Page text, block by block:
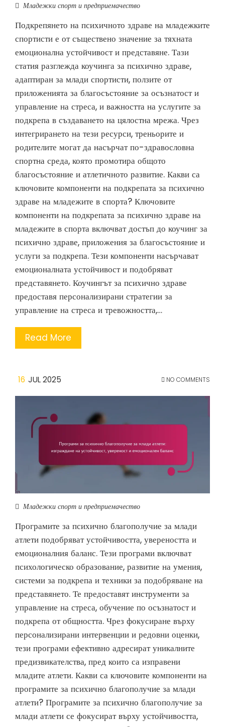
Младежки спорт и предприемачество
Подкрепянето на психичното здраве на младежките
спортисти е от съществено значение за тяхната
емоционална устойчивост и представяне. Тази
статия разглежда коучинга за психично здраве,
адаптиран за млади спортисти, ползите от
приложенията за благосъстояние за осъзнатост и
управление на стреса, и важността на услугите за
подкрепа в създаването на цялостна мрежа. Чрез
интегрирането на тези ресурси, треньорите и
родителите могат да насърчат по-здравословна
спортна среда, която промотира общото
благосъстояние и атлетичното развитие. Какви са
ключовите компоненти на подкрепата за психично
здраве на младежите в спорта? Ключовите
компоненти на подкрепата за психично здраве на
младежите в спорта включват достъп до коучинг за
психично здраве, приложения за благосъстояние и
услуги за подкрепа. Тези компоненти насърчават
емоционалната устойчивост и подобряват
представянето. Коучингът за психично здраве
предоставя персонализирани стратегии за
управление на стреса и тревожността,…
Read More
16 JUL 2025 NO COMMENTS
Младежки спорт и предприемачество
Програмите за психично благополучие за млади
атлети подобряват устойчивостта, увереността и
емоционалния баланс. Тези програми включват
психологическо образование, развитие на умения,
системи за подкрепа и техники за подобряване на
представянето. Те предоставят инструменти за
управление на стреса, обучение по осъзнатост и
подкрепа от общността. Чрез фокусиране върху
персонализирани интервенции и редовни оценки,
тези програми ефективно адресират уникалните
предизвикателства, пред които са изправени
младите атлети. Какви са ключовите компоненти на
програмите за психично благополучие за млади
атлети? Програмите за психично благополучие за
млади атлети се фокусират върху устойчивостта,